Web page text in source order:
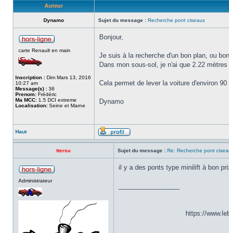
Auteur
Dynamo Sujet du message : Recherche pont ciseaux
carte Renault en main
Inscription : Dim Mars 13, 2016
10:27 am
Message(s) : 36
Prenom: Frédéric
Ma MCC: 1.5 DCI extreme
Localisation: Seine et Marne
Bonjour,
Je suis à la recherche d'un bon plan, ou
Dans mon sous-sol, je n'ai que 2.22 mètres
Cela permet de lever la voiture d'environ
Dynamo
Haut
ttersu Sujet du message : Re: Recherche pont
Administrateur
il y a des ponts type minilift à bon
https://